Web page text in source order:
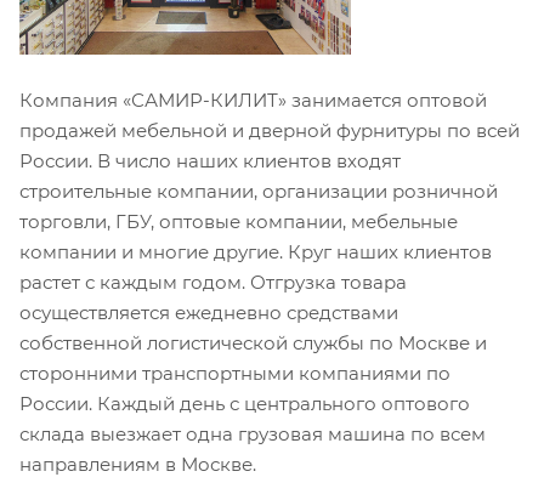
Компания «САМИР-КИЛИТ» занимается оптовой
продажей мебельной и дверной фурнитуры по всей
России. В число наших клиентов входят
строительные компании, организации розничной
торговли, ГБУ, оптовые компании, мебельные
компании и многие другие. Круг наших клиентов
растет с каждым годом. Отгрузка товара
осуществляется ежедневно средствами
собственной логистической службы по Москве и
сторонними транспортными компаниями по
России. Каждый день с центрального оптового
склада выезжает одна грузовая машина по всем
направлениям в Москве.